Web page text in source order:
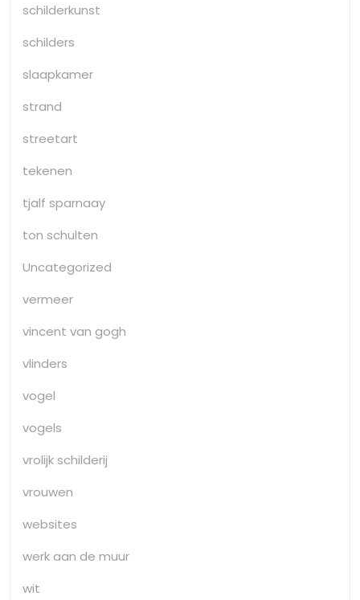
schilderkunst
schilders
slaapkamer
strand
streetart
tekenen
tjalf sparnaay
ton schulten
Uncategorized
vermeer
vincent van gogh
vlinders
vogel
vogels
vrolijk schilderij
vrouwen
websites
werk aan de muur
wit